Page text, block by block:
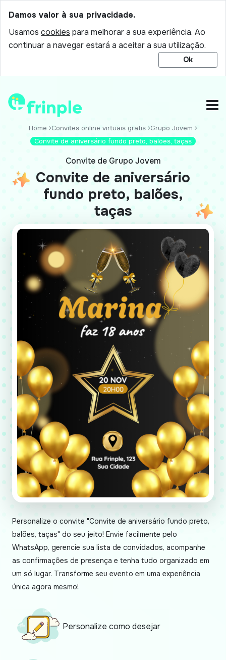
Damos valor à sua privacidade.
Usamos cookies para melhorar a sua experiência. Ao
continuar a navegar estará a aceitar a sua utilização.
Ok
Home Convites online virtuais gratis Grupo Jovem
Convite de aniversário fundo preto, balões, taças
Convite de Grupo Jovem
Convite de aniversário
fundo preto, balões,
taças
Personalize o convite "Convite de aniversário fundo preto,
balões, taças" do seu jeito! Envie facilmente pelo
WhatsApp, gerencie sua lista de convidados, acompanhe
as confirmações de presença e tenha tudo organizado em
um só lugar. Transforme seu evento em uma experiência
única agora mesmo!
Personalize como desejar